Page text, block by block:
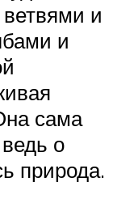
и
и
сама
о
природа.